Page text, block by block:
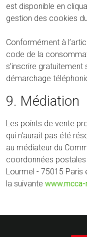
est disponible en
gestion des cookies
Conformément à
code de la
s’inscrire
démarchage
9. Médiation
Les points de vente
qui n'aurait pas été
au médiateur du
coordonnées postales
Lourmel - 75015
la suivante